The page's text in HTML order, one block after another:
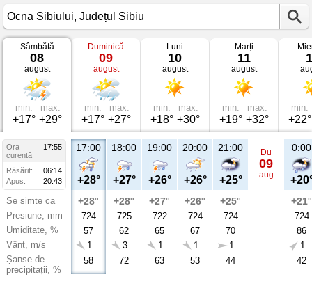
Vremea
Ocna
Sibiului
Județul
Sibiu
Sâmbătă
08
august
min.
+17°
max.
+29°
Duminică
09
august
min.
+17°
max.
+27°
Luni
10
august
min.
+18°
max.
+30°
Marți
11
august
min.
+19°
max.
+32°
min.
+22°
Ora
17:55
curentă
Răsărit:
06:14
Apus:
20:43
Se simte ca
Presiune, mm
Umiditate, %
Vânt, m/s
Șanse de
precipitații, %
17:00
+28°
+28°
724
57
1
58
18:00
+27°
+28°
725
62
3
72
19:00
+26°
+27°
722
65
1
63
20:00
+26°
+26°
724
67
1
53
21:00
+25°
+25°
724
70
1
44
Du
09
aug
0:00
+21°
724
86
1
42